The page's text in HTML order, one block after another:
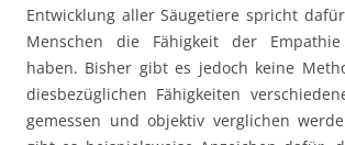
Entwicklung aller Säugetiere spricht
Menschen die Fähigkeit der
haben. Bisher gibt es jedoch keine
diesbezüglichen Fähigkeiten
gemessen und objektiv verglichen